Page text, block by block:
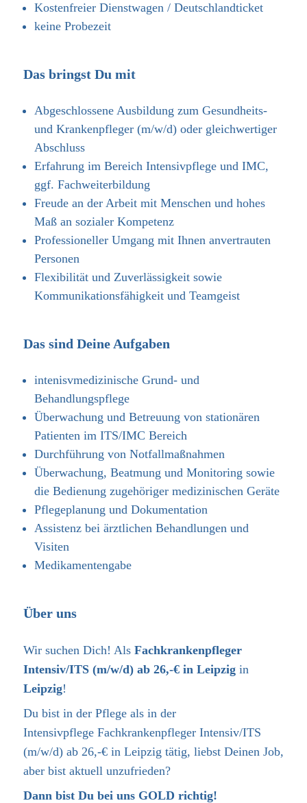
Über uns
Wir suchen Dich! Als Fachkrankenpfleger
Intensiv/ITS (m/w/d) ab 26,-€ in Leipzig in
Leipzig!
Du bist in der Pflege als in der
Intensivpflege Fachkrankenpfleger Intensiv/ITS
(m/w/d) ab 26,-€ in Leipzig tätig, liebst Deinen Job,
aber bist aktuell unzufrieden?
Dann bist Du bei uns GOLD richtig!
Kostenfreier Dienstwagen / Deutschlandticket
keine Probezeit
Das bringst Du mit
Abgeschlossene Ausbildung zum Gesundheits-
und Krankenpfleger (m/w/d) oder gleichwertiger
Abschluss
Erfahrung im Bereich Intensivpflege und IMC,
ggf. Fachweiterbildung
Freude an der Arbeit mit Menschen und hohes
Maß an sozialer Kompetenz
Professioneller Umgang mit Ihnen anvertrauten
Personen
Flexibilität und Zuverlässigkeit sowie
Kommunikationsfähigkeit und Teamgeist
Das sind Deine Aufgaben
intenisvmedizinische Grund- und
Behandlungspflege
Überwachung und Betreuung von stationären
Patienten im ITS/IMC Bereich
Durchführung von Notfallmaßnahmen
Überwachung, Beatmung und Monitoring sowie
die Bedienung zugehöriger medizinischen Geräte
Pflegeplanung und Dokumentation
Assistenz bei ärztlichen Behandlungen und
Visiten
Medikamentengabe